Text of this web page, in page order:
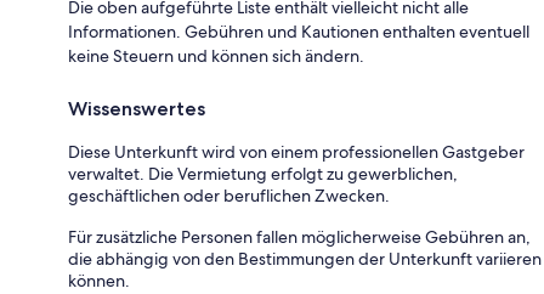
Die oben aufgeführte Liste enthält vielleicht nicht alle
Informationen. Gebühren und Kautionen enthalten eventuell
keine Steuern und können sich ändern.
Wissenswertes
Diese Unterkunft wird von einem professionellen Gastgeber
verwaltet. Die Vermietung erfolgt zu gewerblichen,
geschäftlichen oder beruflichen Zwecken.
Für zusätzliche Personen fallen möglicherweise Gebühren an,
die abhängig von den Bestimmungen der Unterkunft variieren
können.